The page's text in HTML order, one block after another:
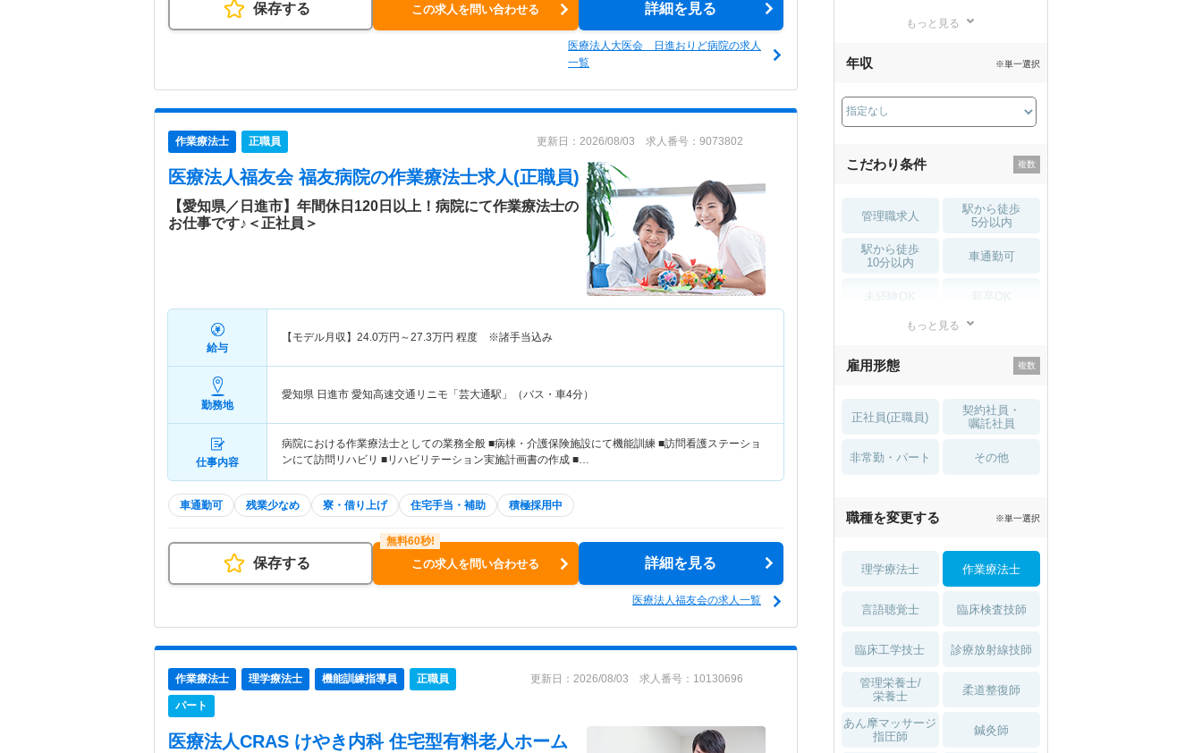
保存する この求人を問い合わせる 詳細を見る
医療法人大医会 日進おりど病院の求人
一覧
作業療法士 正職員 更新日：2026/08/03 求人番号：9073802
医療法人福友会 福友病院の作業療法士求人(正職員)
【愛知県／日進市】年間休日120日以上！病院にて作業療法士の
お仕事です♪＜正社員＞
給与
【モデル月収】 24.0万円～27.3万円 程度 ※諸手当込み
勤務地
愛知県 日進市 愛知高速交通リニモ「芸大通駅」（バス・車4分）
仕事内容
病院における作業療法士としての業務全般 ■病棟・介護保険施設にて機能訓練 ■訪問看護ステーショ
ンにて訪問リハビリ ■リハビリテーション実施計画書の作成 ■…
車通勤可 残業少なめ 寮・借り上げ 住宅手当・補助 積極採用中
保存する この求人を問い合わせる 詳細を見る
医療法人福友会の求人一覧
作業療法士 理学療法士 機能訓練指導員 正職員
パート
更新日：2026/08/03 求人番号：10130696
医療法人CRAS けやき内科 住宅型有料老人ホーム
薬局・
もっと見る
年収 ※単一選択
こだわり条件
管理職求人
駅から徒歩
5分以内
駅から徒歩
10分以内
車通勤可
住宅手当・補助
土日祝休 無資格 OK
積極採用中 WEB面接OK
もっと見る
雇用形態
正社員(正職員)
契約社員・
嘱託社員
非常勤・パート その他
職種を変更する ※単一選択
理学療法士 作業療法士
言語聴覚士 臨床検査技師
臨床工学技士 診療放射線技師
管理栄養士/
栄養士
柔道整復師
あん摩マッサージ
指圧師
鍼灸師